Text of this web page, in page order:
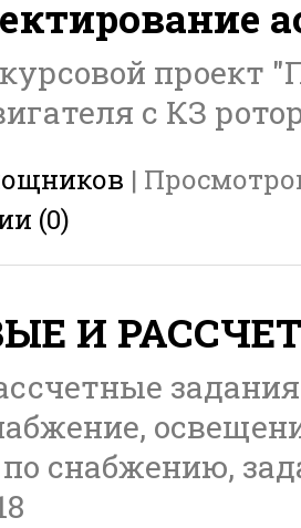
проект
с КЗ
|
(0)
И
снабжению,